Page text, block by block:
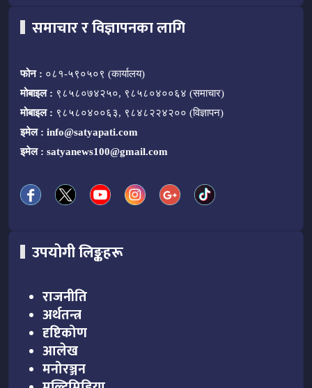
समाचार र विज्ञापनका लागि
फोन : ०८१-५९०५०९ (कार्यालय)
मोबाइल : ९८५८०७४२५०, ९८५८०४००६४ (समाचार)
मोबाइल : ९८५८०४००६३, ९८४८२२४२०० (विज्ञापन)
इमेल : info@satyapati.com
इमेल : satyanews100@gmail.com
उपयोगी लिङ्कहरू
राजनीति
अर्थतन्त्र
दृष्टिकोण
आलेख
मनोरञ्जन